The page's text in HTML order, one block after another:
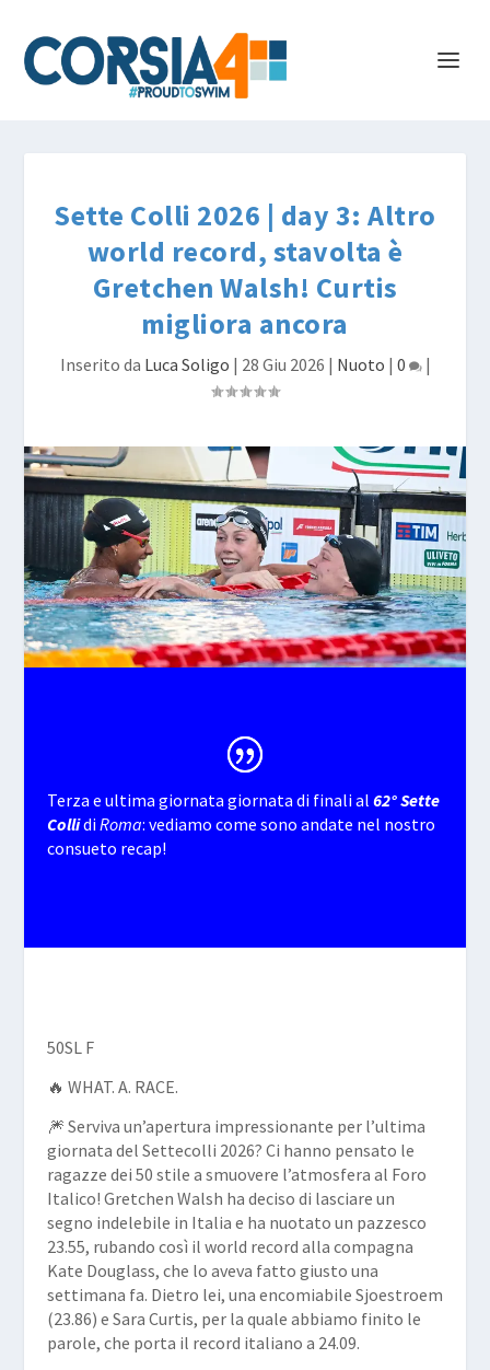
Sette Colli 2026 | day 3: Altro
world record, stavolta è
Gretchen Walsh! Curtis
migliora ancora
Inserito da Luca Soligo | 28 Giu 2026 | Nuoto | 0 |
Terza e ultima giornata giornata di finali al 62° Sette
CollidiRoma: vediamo come sono andate nel nostro
consueto recap!
50SL F
🔥 WHAT. A. RACE.
🎆 Serviva un’apertura impressionante per l’ultima
giornata del Settecolli 2026? Ci hanno pensato le
ragazze dei 50 stile a smuovere l’atmosfera al Foro
Italico! Gretchen Walsh ha deciso di lasciare un
segno indelebile in Italia e ha nuotato un pazzesco
23.55, rubando così il world record alla compagna
Kate Douglass, che lo aveva fatto giusto una
settimana fa. Dietro lei, una encomiabile Sjoestroem
(23.86) e Sara Curtis, per la quale abbiamo finito le
parole, che porta il record italiano a 24.09.